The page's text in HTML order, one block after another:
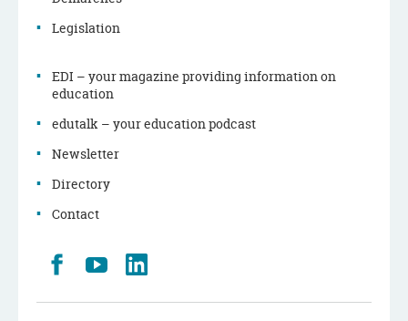
Legislation
EDI – your magazine providing information on
education
edutalk – your education podcast
Newsletter
Directory
Contact
Retrouvez
nous
Facebook
Youtube